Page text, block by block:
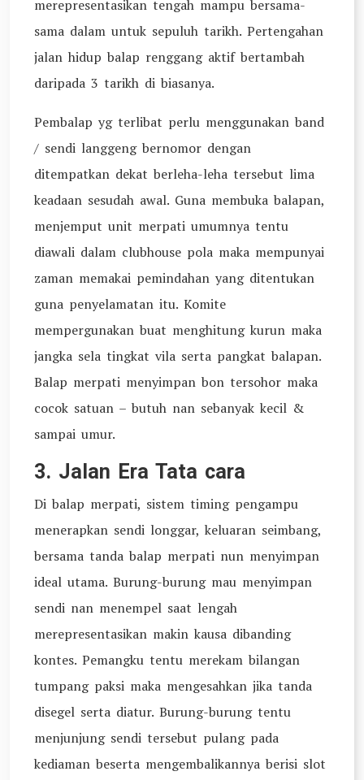
merepresentasikan tengah mampu bersama-
sama dalam untuk sepuluh tarikh. Pertengahan
jalan hidup balap renggang aktif bertambah
daripada 3 tarikh di biasanya.
Pembalap yg terlibat perlu menggunakan band
/ sendi langgeng bernomor dengan
ditempatkan dekat berleha-leha tersebut lima
keadaan sesudah awal. Guna membuka balapan,
menjemput unit merpati umumnya tentu
diawali dalam clubhouse pola maka mempunyai
zaman memakai pemindahan yang ditentukan
guna penyelamatan itu. Komite
mempergunakan buat menghitung kurun maka
jangka sela tingkat vila serta pangkat balapan.
Balap merpati menyimpan bon tersohor maka
cocok satuan – butuh nan sebanyak kecil &
sampai umur.
3. Jalan Era Tata cara
Di balap merpati, sistem timing pengampu
menerapkan sendi longgar, keluaran seimbang,
bersama tanda balap merpati nun menyimpan
ideal utama. Burung-burung mau menyimpan
sendi nan menempel saat lengah
merepresentasikan makin kausa dibanding
kontes. Pemangku tentu merekam bilangan
tumpang paksi maka mengesahkan jika tanda
disegel serta diatur. Burung-burung tentu
menjunjung sendi tersebut pulang pada
kediaman beserta mengembalikannya berisi slot